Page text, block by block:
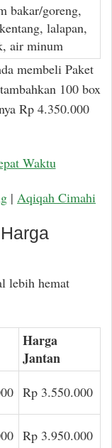
bakar/goreng,
lalapan,
air minum
membeli Paket
100 box
Rp 4.350.000
Waktu
| Aqiqah Cimahi
lebih hemat
Harga
Jantan
Rp 3.550.000
Rp 3.950.000